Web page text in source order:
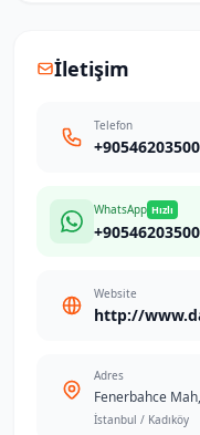
İletişim
Telefon
WhatsApp Hızlı
Website
http://
Adres
Fenerbahce
İstanbul / Kadıköy